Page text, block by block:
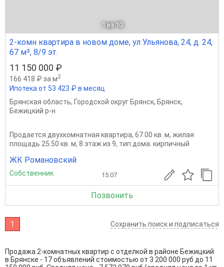
1 из 10
2-комн квартира в новом доме, ул Ульянова, 24, д. 24,
67 м², 8/9 эт.
11 150 000 ₽
166 418 ₽ за м2
Ипотека от 53 423 ₽ в месяц
Брянская область, Городской округ Брянск, Брянск,
Бежицкий р-н
Продается двухкомнатная квартира, 67.00 кв. м, жилая
площадь 25.50 кв. м, 8 этаж из 9, тип дома: кирпичный
ЖК Романовский
Собственник 15.07
Позвонить
1 Сохранить поиск и подписаться
Продажа 2-комнатных квартир с отделкой в районе Бежицкий
в Брянске - 17 объявлений стоимостью от 3 200 000 руб до 11